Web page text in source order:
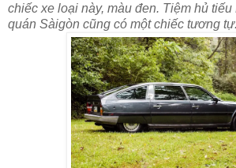
chiếc xe loại này, màu đen. Tiệm hủ
quán Sàigòn cũng có một chiếc tương tự.